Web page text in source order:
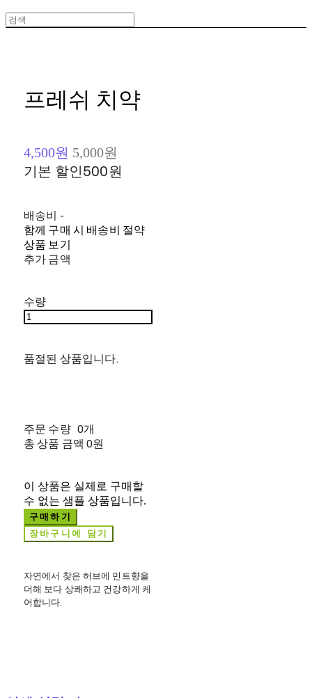
프레쉬 치약
4,500원 5,000원
기본 할인500원
배송비 -
함께 구매 시 배송비 절약
상품 보기
추가 금액
수량
품절된 상품입니다.
주문 수량 0개
총 상품 금액 0원
이 상품은 실제로 구매할
수 없는 샘플 상품입니다.
구매하기
장바구니에 담기
자연에서 찾은 허브에 민트향을
더해 보다 상쾌하고 건강하게 케
어합니다.